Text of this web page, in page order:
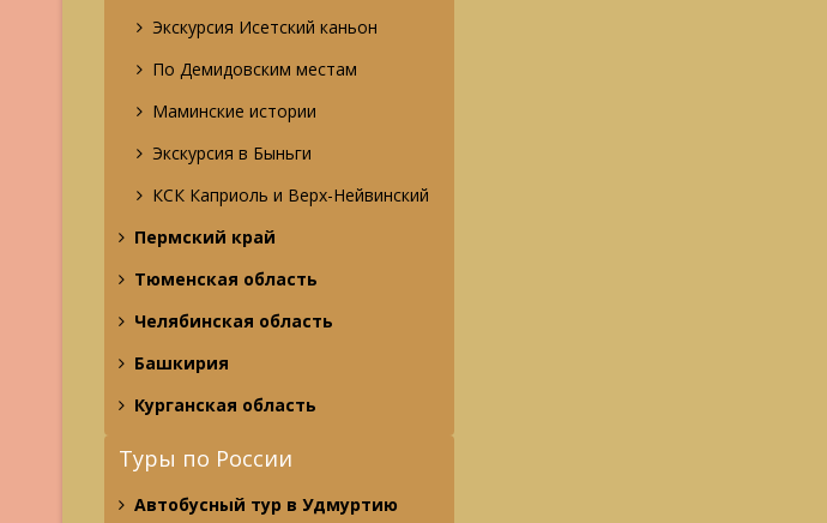
Экскурсия Исетский каньон
По Демидовским местам
Маминские истории
Экскурсия в Быньги
КСК Каприоль и Верх-Нейвинский
Пермский край
Тюменская область
Челябинская область
Башкирия
Курганская область
Туры по России
Автобусный тур в Удмуртию